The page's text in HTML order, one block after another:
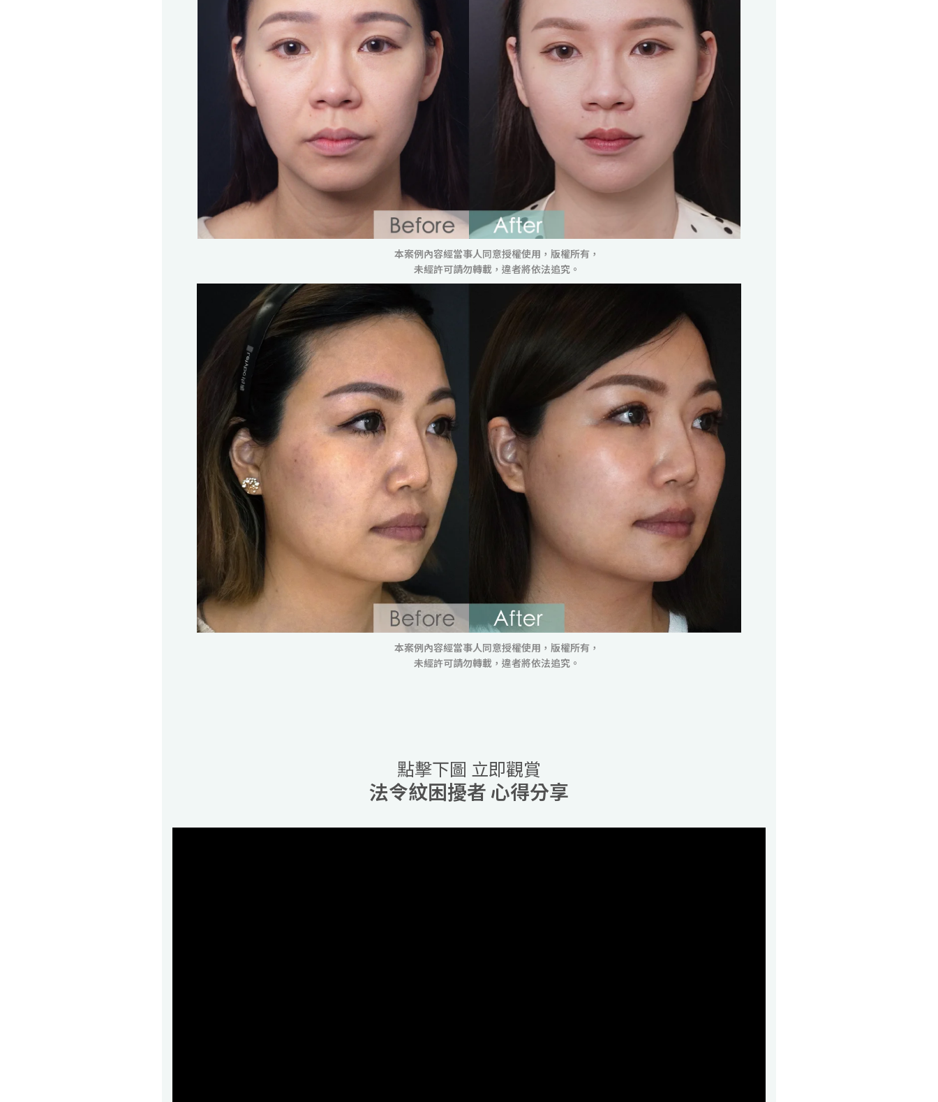
本案例內容經當事人同意授權使用，版權所有，
未經許可請勿轉載，違者將依法追究。
本案例內容經當事人同意授權使用，版權所有，
未經許可請勿轉載，違者將依法追究。
點擊下圖 立即觀賞
法令紋困擾者 心得分享